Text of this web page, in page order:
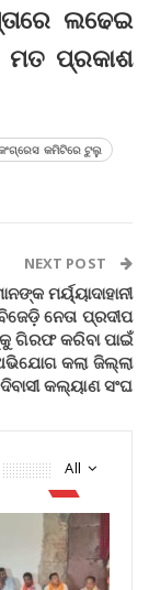
ଲଢେଇ
ପ୍ରକାଶ
କମିଟିରେ ଟୁଲୁ
NEXT POST
ମର୍ୟ୍ୟାଦାହାନୀ
ନେତା ପ୍ରଦୀପ
ଗିରଫ କରିବା ପାଇଁ
କଲା ଜିଲ୍ଲା
କଲ୍ୟାଣ ସଂଘ
All